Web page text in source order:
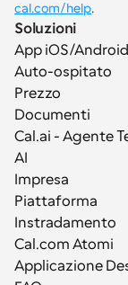
cal.com/help.
Soluzioni
App iOS/Android
Auto-ospitato
Prezzo
Documenti
Cal.ai - Agente
AI
Impresa
Piattaforma
Instradamento
Cal.com Atomi
Applicazione